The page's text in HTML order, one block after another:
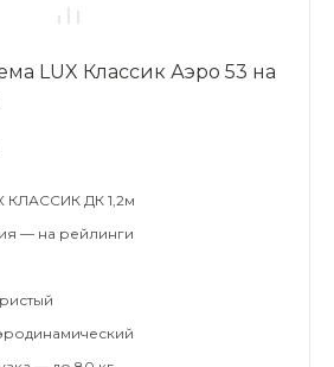
LUX Классик Аэро 53 на
КЛАССИК ДК 1,2м
— на рейлинги